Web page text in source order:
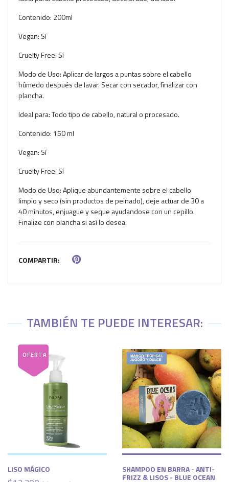
Contenido: 200ml
Vegan: Sí
Cruelty Free: Sí
Modo de Uso: Aplicar de largos a puntas sobre el cabello
húmedo después de lavar. Secar con secador, finalizar con
plancha.
Ideal para: Todo tipo de cabello, natural o procesado.
Contenido: 150 ml
Vegan: Sí
Cruelty Free: Sí
Modo de Uso: Aplique abundantemente sobre el cabello
limpio y seco (sin productos de peinado), deje actuar de 30 a
40 minutos, enjuague y seque ayudandose con un cepillo.
Finalize con plancha si así lo desea.
COMPARTIR:
TAMBIÉN TE PUEDE INTERESAR:
LISO MÁGICO SHAMPOO EN BARRA - ANTI-
FRIZZ & LISOS - BLUE OCEAN